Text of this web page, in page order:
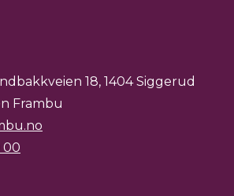
18, 1404 Siggerud
Frambu
00